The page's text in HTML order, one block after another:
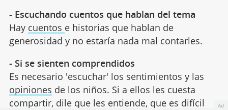
- Escuchando cuentos que hablan del tema
Hay cuentos e historias que hablan de
generosidad y no estaría nada mal contarles.
- Si se sienten comprendidos
Es necesario 'escuchar' los sentimientos y las
opiniones de los niños. Si a ellos les cuesta
compartir, dile que les entiende, que es difícil
Ad